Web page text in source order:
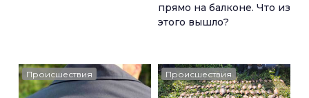
прямо на балконе. Что из
этого вышло?
Происшествия Происшествия